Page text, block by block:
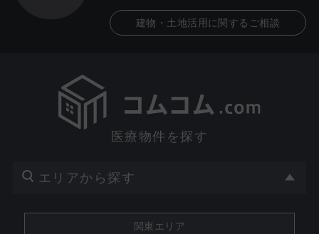
建物・土地活用に関するご相談
医療物件を探す
エリアから探す
関東エリア